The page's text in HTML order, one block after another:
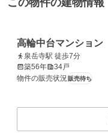
この物件の建物情報
高輪中台マンション
泉岳寺駅 徒歩7分
築56年
34戸
物件の販売状況販売待ち